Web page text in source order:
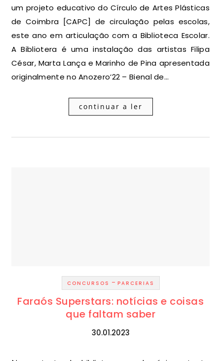
um projeto educativo do Círculo de Artes Plásticas
de Coimbra [CAPC] de circulação pelas escolas,
este ano em articulação com a Biblioteca Escolar.
A Bibliotera é uma instalação das artistas Filipa
César, Marta Lança e Marinho de Pina apresentada
originalmente no Anozero’22 – Bienal de…
continuar a ler
CONCURSOS - PARCERIAS
Faraós Superstars: notícias e coisas
que faltam saber
30.01.2023